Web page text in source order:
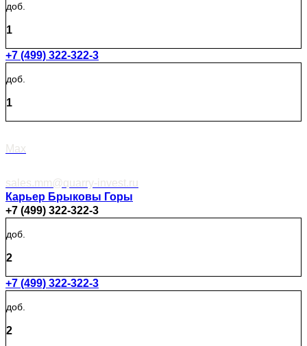
доб.
1
+7 (499) 322-322-3
доб.
1
Max
sales.mm@quarry-invest.ru
Карьер Брыковы Горы
+7 (499) 322-322-3
доб.
2
+7 (499) 322-322-3
доб.
2